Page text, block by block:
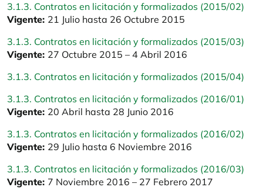
3.1.3. Contratos en licitación y formalizados (2015/02)
Vigente: 21 Julio hasta 26 Octubre 2015
3.1.3. Contratos en licitación y formalizados (2015/03)
Vigente: 27 Octubre 2015 – 4 Abril 2016
3.1.3. Contratos en licitación y formalizados (2015/04)
3.1.3. Contratos en licitación y formalizados (2016/01)
Vigente: 20 Abril hasta 28 Junio 2016
3.1.3. Contratos en licitación y formalizados (2016/02)
Vigente: 29 Julio hasta 6 Noviembre 2016
3.1.3. Contratos en licitación y formalizados (2016/03)
Vigente: 7 Noviembre 2016 – 27 Febrero 2017